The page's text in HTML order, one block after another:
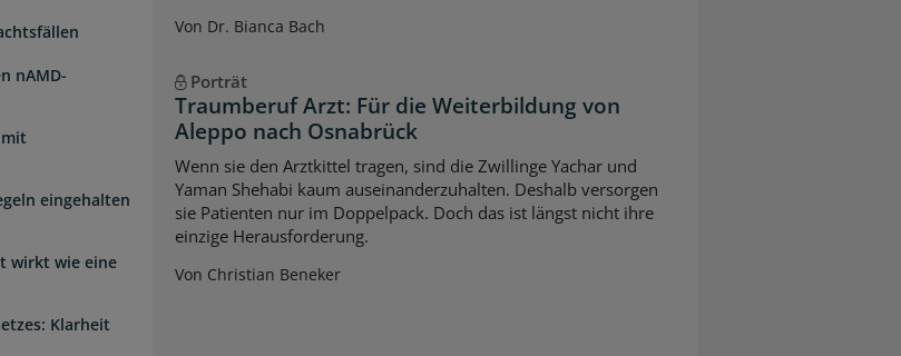
nAMD-
eingehalten
wirkt wie eine
Klarheit
Von Dr. Bianca Bach
Porträt
Traumberuf Arzt: Für die Weiterbildung von
Aleppo nach Osnabrück
Wenn sie den Arztkittel tragen, sind die Zwillinge Yachar und
Yaman Shehabi kaum auseinanderzuhalten. Deshalb versorgen
sie Patienten nur im Doppelpack. Doch das ist längst nicht ihre
einzige Herausforderung.
Von Christian Beneker